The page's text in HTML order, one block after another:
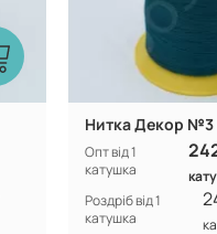
Нитка Декор №3
Опт від 1
катушка
Роздріб від 1
катушка